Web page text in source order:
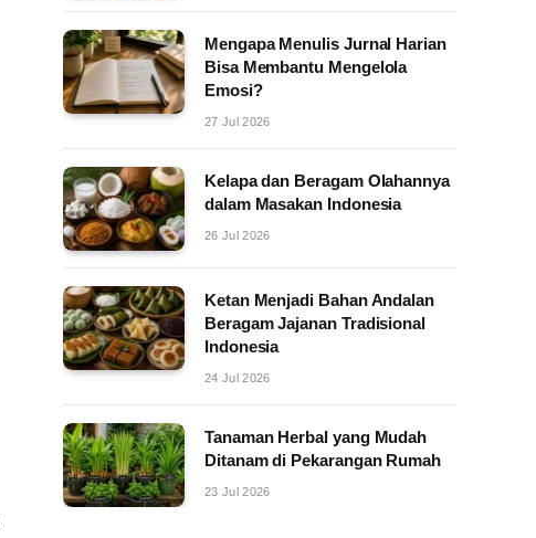
Mengapa Menulis Jurnal Harian
Bisa Membantu Mengelola
Emosi?
27 Jul 2026
Kelapa dan Beragam Olahannya
dalam Masakan Indonesia
26 Jul 2026
Ketan Menjadi Bahan Andalan
Beragam Jajanan Tradisional
Indonesia
24 Jul 2026
Tanaman Herbal yang Mudah
Ditanam di Pekarangan Rumah
23 Jul 2026